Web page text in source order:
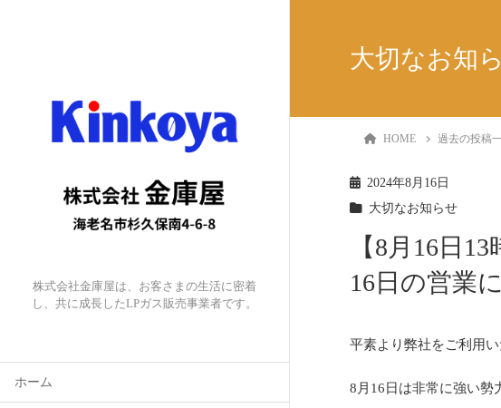
株式会社金庫屋は、お客さまの生活に密着
し、共に成長したLPガス販売事業者です。
ホーム
大切なお知
HOME 過去の投稿
2024年8月16日
大切なお知らせ
【8月16日
16日の営業
平素より弊社をご利用
8月16日は非常に強い勢